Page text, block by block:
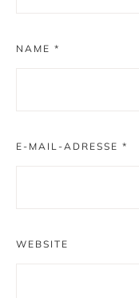
NAME *
E-MAIL-ADRESSE *
WEBSITE